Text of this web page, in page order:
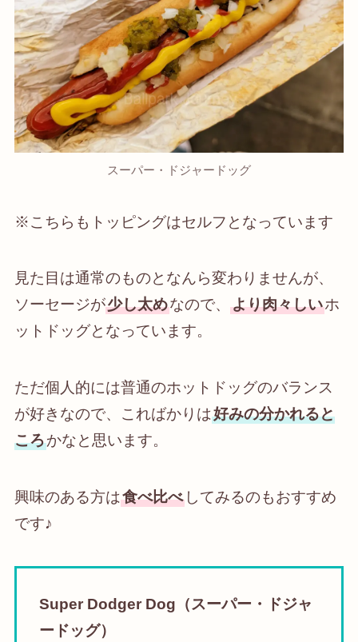
スーパー・ドジャードッグ
※こちらもトッピングはセルフとなっています
見た目は通常のものとなんら変わりませんが、
ソーセージが少し太めなので、 より肉々しいホ
ットドッグとなっています。
ただ個人的には普通のホットドッグのバランス
が好きなので、こればかりは好みの分かれると
ころかなと思います。
興味のある方は食べ比べしてみるのもおすすめ
です♪
Super Dodger Dog（スーパー・ドジャ
ードッグ）